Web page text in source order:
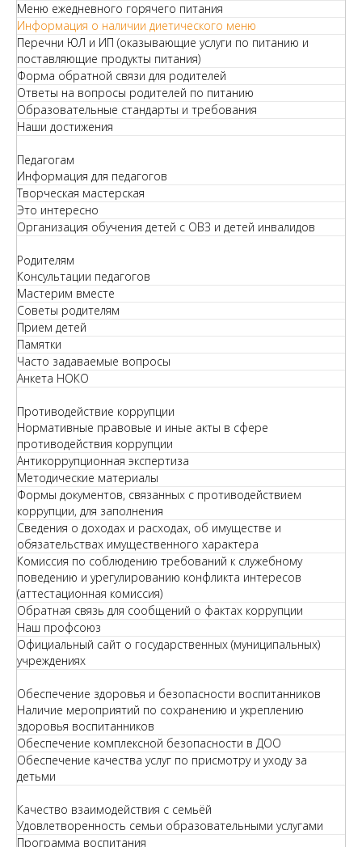
Меню ежедневного горячего питания
Информация о наличии диетического меню
Перечни ЮЛ и ИП (оказывающие услуги по питанию и
поставляющие продукты питания)
Форма обратной связи для родителей
Ответы на вопросы родителей по питанию
Образовательные стандарты и требования
Наши достижения
Педагогам
Информация для педагогов
Творческая мастерская
Это интересно
Организация обучения детей с ОВЗ и детей инвалидов
Родителям
Консультации педагогов
Мастерим вместе
Советы родителям
Прием детей
Памятки
Часто задаваемые вопросы
Анкета НОКО
Противодействие коррупции
Нормативные правовые и иные акты в сфере
противодействия коррупции
Антикоррупционная экспертиза
Методические материалы
Формы документов, связанных с противодействием
коррупции, для заполнения
Сведения о доходах и расходах, об имуществе и
обязательствах имущественного характера
Комиссия по соблюдению требований к служебному
поведению и урегулированию конфликта интересов
(аттестационная комиссия)
Обратная связь для сообщений о фактах коррупции
Наш профсоюз
Официальный сайт о государственных (муниципальных)
учреждениях
Обеспечение здоровья и безопасности воспитанников
Наличие мероприятий по сохранению и укреплению
здоровья воспитанников
Обеспечение комплексной безопасности в ДОО
Обеспечение качества услуг по присмотру и уходу за
детьми
Качество взаимодействия с семьёй
Удовлетворенность семьи образовательными услугами
Программа воспитания